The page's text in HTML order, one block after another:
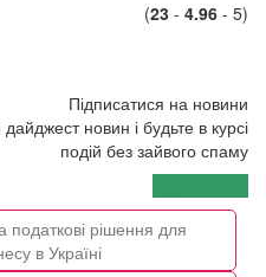
(23 - 4.96 - 5)
Підписатися на новини
новин і будьте в курсі
подій без зайвого спаму
податкові рішення для
в Україні